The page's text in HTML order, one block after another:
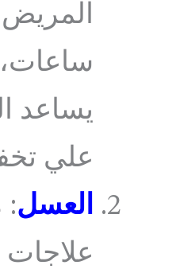
يساعد
علي
العسل:
علاجات